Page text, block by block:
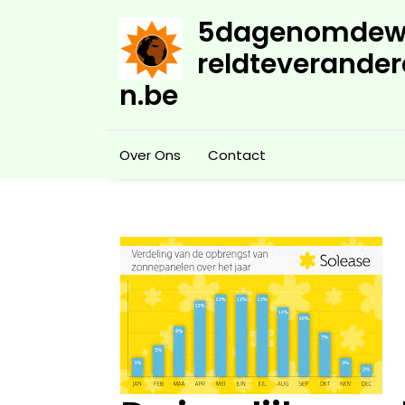
n.be
Over Ons Contact